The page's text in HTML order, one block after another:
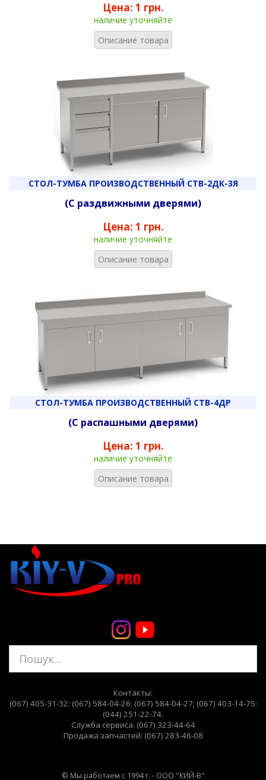
Цена: 1 грн.
наличие уточняйте
Описание товара
СТОЛ-ТУМБА ПРОИЗВОДСТВЕННЫЙ СТВ-2ДК-3Я
(С раздвижными дверями)
Цена: 1 грн.
наличие уточняйте
Описание товара
СТОЛ-ТУМБА ПРОИЗВОДСТВЕННЫЙ СТВ-4ДР
(С распашными дверями)
Цена: 1 грн.
наличие уточняйте
Описание товара
Контакты:
(067) 405-31-32; (067) 584-04-26; (067) 584-04-27; (067) 403-14-75:
(044) 251-22-74.
Служба сервиса: (067) 323-44-64
Продажа запчастей: (067) 283-46-08
© Мы работаем с 1994 г. - ООО "КИЙ-В"